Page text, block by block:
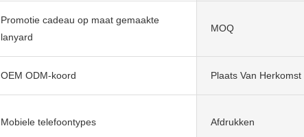
Promotie cadeau op maat gemaakte
lanyard
MOQ
OEM ODM-koord Plaats Van Herkomst
Mobiele telefoontypes Afdrukken